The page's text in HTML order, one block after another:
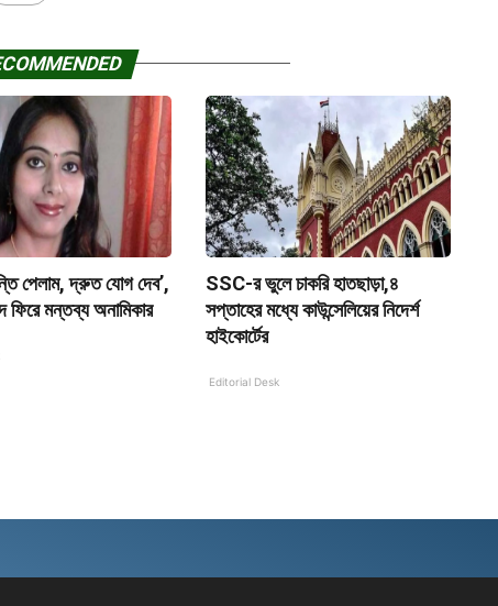
পেলাম, দ্রুত যোগ দেব’,
ফিরে মন্তব্য অনামিকার
SSC-র ভুলে চাকরি হাতছাড়া,৪
সপ্তাহের মধ্যে কাউন্সেলিয়ের নিদের্শ
হাইকোর্টের
Editorial Desk